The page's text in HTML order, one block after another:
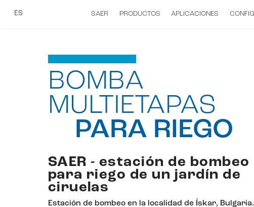
ES SAER PRODUCTOS APLICACIONES
BOMBA
MULTIETAPAS
PARA RIEGO
SAER - estación de bombeo
para riego de un jardín de
ciruelas
Estación de bombeo en la localidad de Ískar, Bulgaria.